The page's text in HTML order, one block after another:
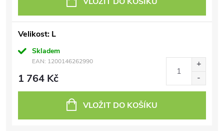
Velikost: L
Skladem
EAN: 1200146262990
1 764 Kč
VLOŽIT DO KOŠÍKU